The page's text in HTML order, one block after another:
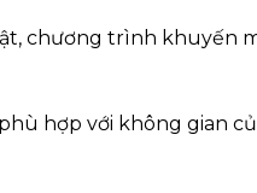
chương trình khuyến
hợp với không gian